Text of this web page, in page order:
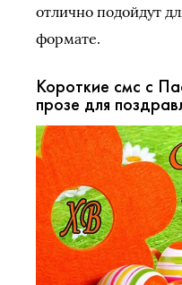
отлично подойдут
формате.
Короткие смс с
прозе для